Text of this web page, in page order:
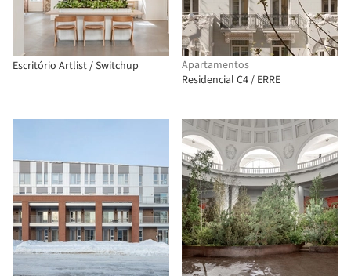
Escritório Artlist / Switchup
Apartamentos
Residencial C4 / ERRE